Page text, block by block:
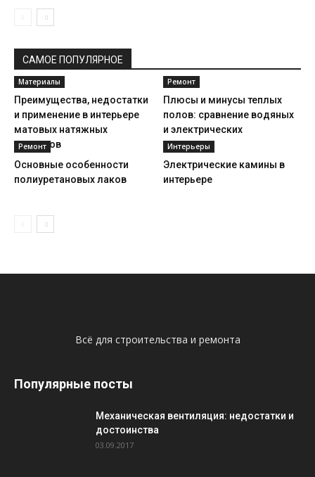
САМОЕ ПОПУЛЯРНОЕ
Материалы
Преимущества, недостатки
и применение в интерьере
матовых натяжных
потолков
Ремонт
Плюсы и минусы теплых
полов: сравнение водяных
и электрических
Ремонт
Основные особенности
полиуретановых лаков
Интерьеры
Электрические камины в
интерьере
Всё для строительства и ремонта
Популярные посты
Механическая вентиляция: недостатки и
достоинства
03.09.2017